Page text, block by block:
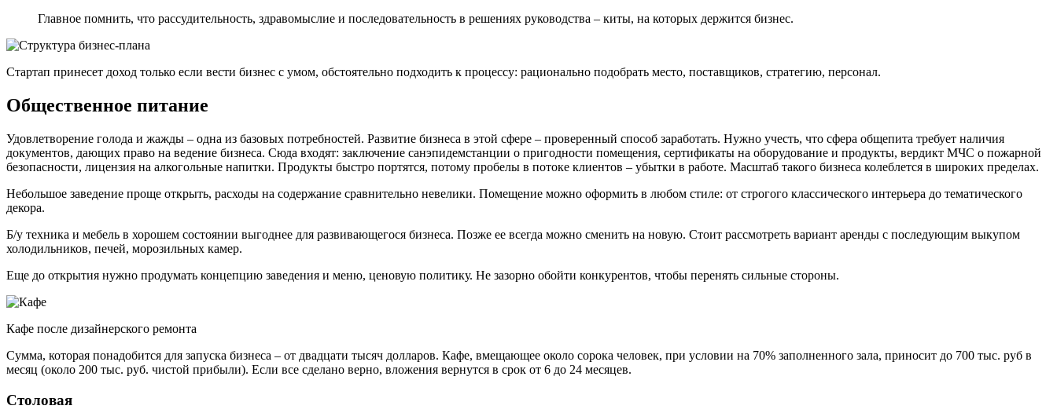
Главное помнить, что рассудительность, здравомыслие и последовательность в решениях руководства – киты, на которых держится бизнес.
Стартап принесет доход только если вести бизнес с умом, обстоятельно подходить к процессу: рационально подобрать место, поставщиков, стратегию, персонал.
Общественное питание
Удовлетворение голода и жажды – одна из базовых потребностей. Развитие бизнеса в этой сфере – проверенный способ заработать. Нужно учесть, что сфера общепита требует наличия
документов, дающих право на ведение бизнеса. Сюда входят: заключение санэпидемстанции о пригодности помещения, сертификаты на оборудование и продукты, вердикт МЧС о пожарной
безопасности, лицензия на алкогольные напитки. Продукты быстро портятся, потому пробелы в потоке клиентов – убытки в работе. Масштаб такого бизнеса колеблется в широких пределах.
Небольшое заведение проще открыть, расходы на содержание сравнительно невелики. Помещение можно оформить в любом стиле: от строгого классического интерьера до тематического
декора.
Б/у техника и мебель в хорошем состоянии выгоднее для развивающегося бизнеса. Позже ее всегда можно сменить на новую. Стоит рассмотреть вариант аренды с последующим выкупом
холодильников, печей, морозильных камер.
Еще до открытия нужно продумать концепцию заведения и меню, ценовую политику. Не зазорно обойти конкурентов, чтобы перенять сильные стороны.
Кафе после дизайнерского ремонта
Сумма, которая понадобится для запуска бизнеса – от двадцати тысяч долларов. Кафе, вмещающее около сорока человек, при условии на 70% заполненного зала, приносит до 700 тыс. руб в
месяц (около 200 тыс. руб. чистой прибыли). Если все сделано верно, вложения вернутся в срок от 6 до 24 месяцев.
Столовая